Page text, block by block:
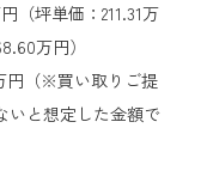
（坪単価：211.31万
万円）
円（※買い取りご提
いと想定した金額で